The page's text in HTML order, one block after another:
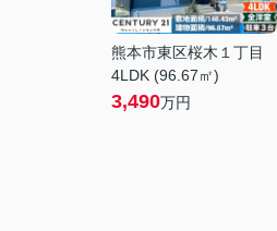
熊本市東区桜木１丁目
4LDK (96.67㎡)
3,490万円